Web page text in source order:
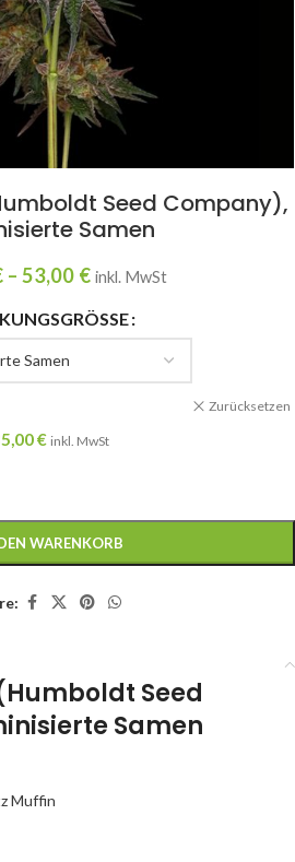
Seed Company),
Samen
– 53,00 € inkl. MwSt
Zurücksetzen
€ inkl. MwSt
WARENKORB
Seed
Samen
Muffin